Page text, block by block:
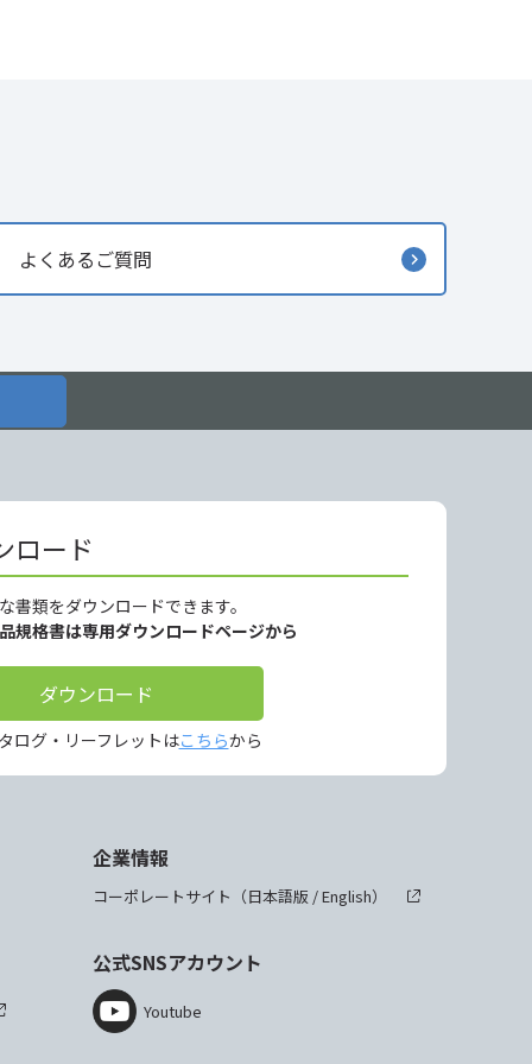
よくあるご質問
ロード
書類をダウンロードできます。
規格書は専用ダウンロードページから
ダウンロード
ログ・リーフレットはこちらから
企業情報
コーポレートサイト（日本語版 /English）
公式SNSアカウント
Youtube